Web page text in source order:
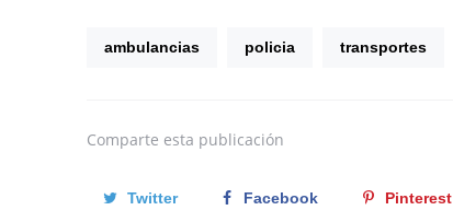
ambulancias policia transportes
Comparte esta publicación
Twitter Facebook Pinterest